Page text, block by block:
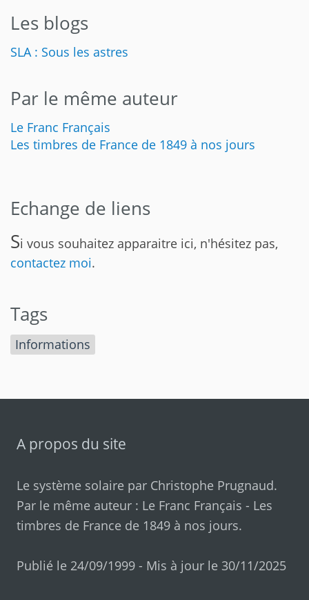
Les blogs
SLA : Sous les astres
Par le même auteur
Le Franc Français
Les timbres de France de 1849 à nos jours
Echange de liens
Si vous souhaitez apparaitre ici, n'hésitez pas,
contactez moi.
Tags
Informations
A propos du site
Le système solaire par Christophe Prugnaud.
Par le même auteur : Le Franc Français - Les
timbres de France de 1849 à nos jours.
Publié le 24/09/1999 - Mis à jour le 30/11/2025